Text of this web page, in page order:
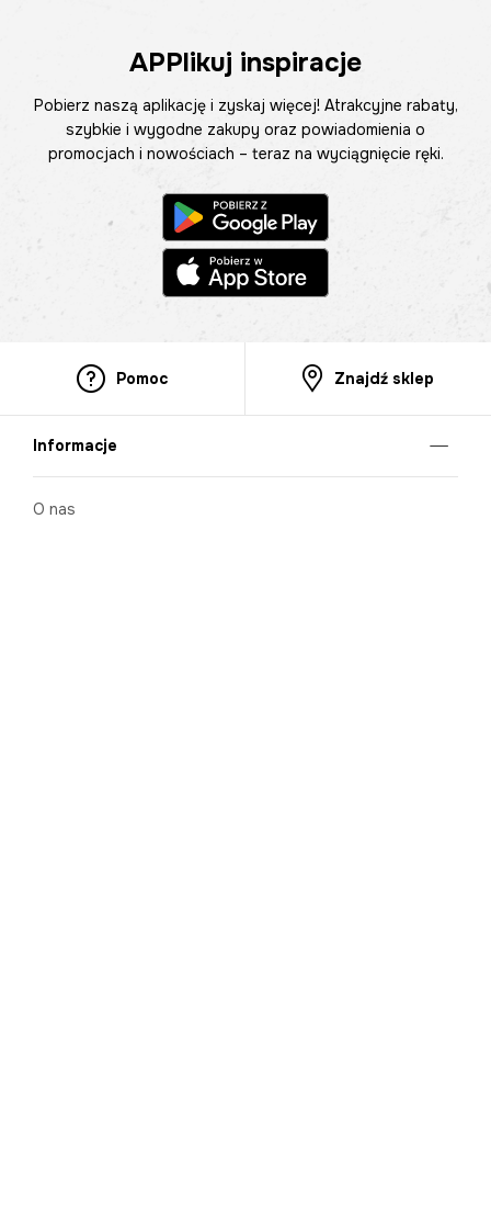
APPlikuj inspiracje
Pobierz naszą aplikację i zyskaj więcej! Atrakcyjne rabaty,
szybkie i wygodne zakupy oraz powiadomienia o
promocjach i nowościach – teraz na wyciągnięcie ręki.
Pomoc Znajdź sklep
Informacje
O nas